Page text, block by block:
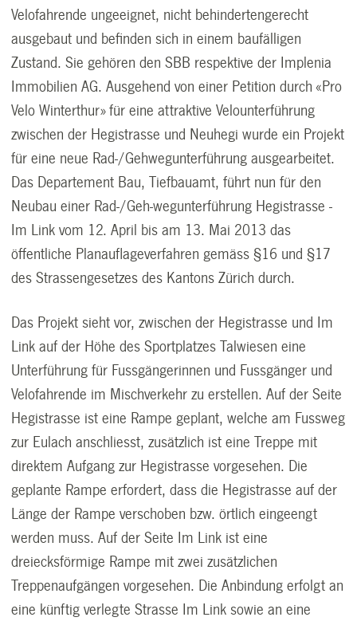
Velofahrende ungeeignet, nicht behindertengerecht
ausgebaut und befinden sich in einem baufälligen
Zustand. Sie gehören den SBB respektive der Implenia
Immobilien AG. Ausgehend von einer Petition durch «Pro
Velo Winterthur» für eine attraktive Velounterführung
zwischen der Hegistrasse und Neuhegi wurde ein Projekt
für eine neue Rad-/Gehwegunterführung ausgearbeitet.
Das Departement Bau, Tiefbauamt, führt nun für den
Neubau einer Rad-/Geh-wegunterführung Hegistrasse -
Im Link vom 12. April bis am 13. Mai 2013 das
öffentliche Planauflageverfahren gemäss §16 und §17
des Strassengesetzes des Kantons Zürich durch.
Das Projekt sieht vor, zwischen der Hegistrasse und Im
Link auf der Höhe des Sportplatzes Talwiesen eine
Unterführung für Fussgängerinnen und Fussgänger und
Velofahrende im Mischverkehr zu erstellen. Auf der Seite
Hegistrasse ist eine Rampe geplant, welche am Fussweg
zur Eulach anschliesst, zusätzlich ist eine Treppe mit
direktem Aufgang zur Hegistrasse vorgesehen. Die
geplante Rampe erfordert, dass die Hegistrasse auf der
Länge der Rampe verschoben bzw. örtlich eingeengt
werden muss. Auf der Seite Im Link ist eine
dreiecksförmige Rampe mit zwei zusätzlichen
Treppenaufgängen vorgesehen. Die Anbindung erfolgt an
eine künftig verlegte Strasse Im Link sowie an eine